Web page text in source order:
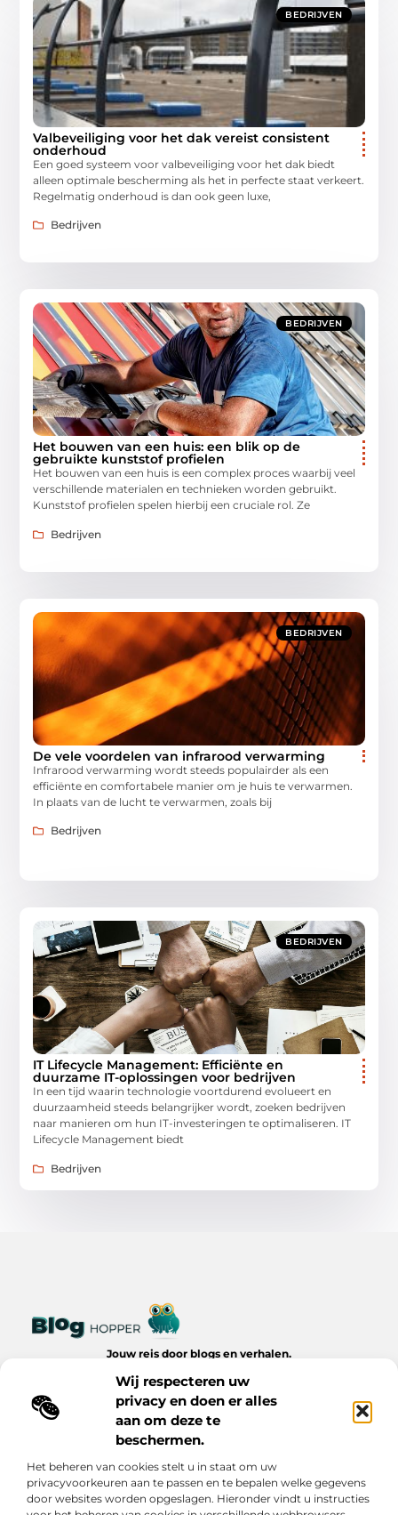
Wij respecteren uw
privacy en doen er alles
aan om deze te
beschermen.
Het beheren van cookies stelt u in staat om uw
privacyvoorkeuren aan te passen en te bepalen welke gegevens
door websites worden opgeslagen. Hieronder vindt u instructies
BEDRIJVEN
Valbeveiliging voor het dak vereist consistent
onderhoud
Een goed systeem voor valbeveiliging voor het dak biedt
alleen optimale bescherming als het in perfecte staat verkeert.
Regelmatig onderhoud is dan ook geen luxe,
Bedrijven
BEDRIJVEN
Het bouwen van een huis: een blik op de
gebruikte kunststof profielen
Het bouwen van een huis is een complex proces waarbij veel
verschillende materialen en technieken worden gebruikt.
Kunststof profielen spelen hierbij een cruciale rol. Ze
Bedrijven
BEDRIJVEN
De vele voordelen van infrarood verwarming
Infrarood verwarming wordt steeds populairder als een
efficiënte en comfortabele manier om je huis te verwarmen.
In plaats van de lucht te verwarmen, zoals bij
Bedrijven
BEDRIJVEN
IT Lifecycle Management: Efficiënte en
duurzame IT-oplossingen voor bedrijven
In een tijd waarin technologie voortdurend evolueert en
duurzaamheid steeds belangrijker wordt, zoeken bedrijven
naar manieren om hun IT-investeringen te optimaliseren. IT
Lifecycle Management biedt
Bedrijven
Jouw reis door blogs en verhalen.
dagelijks leven op Bloghopper.nl.
Bericht categorie
Onze informatie